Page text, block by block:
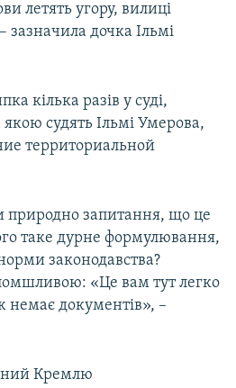
летять угору, вилиці
зазначила дочка Ільмі
кілька разів у суді,
судять Ільмі Умерова,
территориальной
природно запитання, що це
таке дурне формулювання,
законодавства?
«Це вам тут легко
немає документів», –
Кремлю